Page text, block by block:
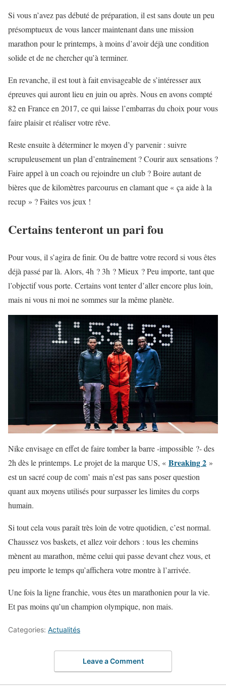
Si vous n’avez pas débuté de préparation, il est sans doute un peu
présomptueux de vous lancer maintenant dans une mission
marathon pour le printemps, à moins d’avoir déjà une condition
solide et de ne chercher qu’à terminer.
En revanche, il est tout à fait envisageable de s’intéresser aux
épreuves qui auront lieu en juin ou après. Nous en avons compté
82 en France en 2017, ce qui laisse l’embarras du choix pour vous
faire plaisir et réaliser votre rêve.
Reste ensuite à déterminer le moyen d’y parvenir : suivre
scrupuleusement un plan d’entraînement ? Courir aux sensations ?
Faire appel à un coach ou rejoindre un club ? Boire autant de
bières que de kilomètres parcourus en clamant que « ça aide à la
recup » ? Faites vos jeux !
Certains tenteront un pari fou
Pour vous, il s’agira de finir. Ou de battre votre record si vous êtes
déjà passé par là. Alors, 4h ? 3h ? Mieux ? Peu importe, tant que
l’objectif vous porte. Certains vont tenter d’aller encore plus loin,
mais ni vous ni moi ne sommes sur la même planète.
Nike envisage en effet de faire tomber la barre -impossible ?- des
2h dès le printemps. Le projet de la marque US, « Breaking 2 »
est un sacré coup de com’ mais n’est pas sans poser question
quant aux moyens utilisés pour surpasser les limites du corps
humain.
Si tout cela vous paraît très loin de votre quotidien, c’est normal.
Chaussez vos baskets, et allez voir dehors : tous les chemins
mènent au marathon, même celui qui passe devant chez vous, et
peu importe le temps qu’affichera votre montre à l’arrivée.
Une fois la ligne franchie, vous êtes un marathonien pour la vie.
Et pas moins qu’un champion olympique, non mais.
Categories: Actualités
Leave a Comment